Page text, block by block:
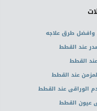
وافضل طرق علاجه
عند القطط
القطط
عند القطط
الوراقى عند القطط
عيون القطط